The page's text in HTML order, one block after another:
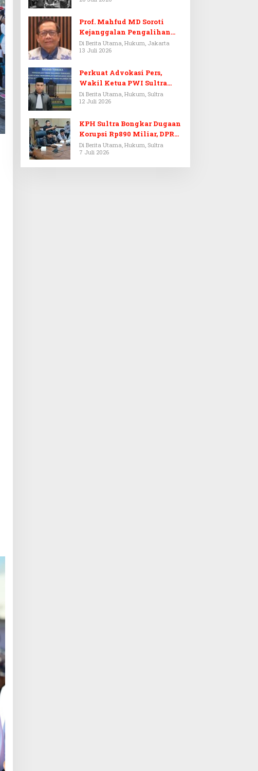
Prof. Mahfud MD Soroti
Kejanggalan Pengalihan
Penyelidikan Tersangka
Febrie Adriansyah
Di Berita Utama, Hukum, Jakarta
13 Juli 2026
Perkuat Advokasi Pers,
Wakil Ketua PWI Sultra
Resmi Dilantik Menjadi
Advokat PERADI
Di Berita Utama, Hukum, Sultra
12 Juli 2026
KPH Sultra Bongkar Dugaan
Korupsi Rp890 Miliar, DPRD
Sultra Gelar RDP
Di Berita Utama, Hukum, Sultra
7 Juli 2026